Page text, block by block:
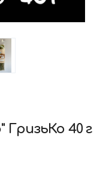
ГризьКо 40 г